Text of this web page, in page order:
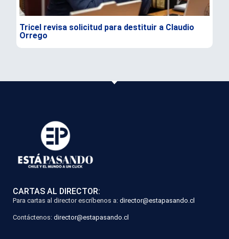
Tricel revisa solicitud para destituir a Claudio
Orrego
CARTAS AL DIRECTOR:
Para cartas al director escríbenos a: director@estapasando.cl
Contáctenos: director@estapasando.cl